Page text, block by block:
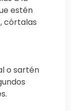
estén
córtalas
o sartén